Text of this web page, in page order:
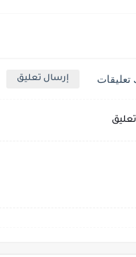
إرسال تعليق